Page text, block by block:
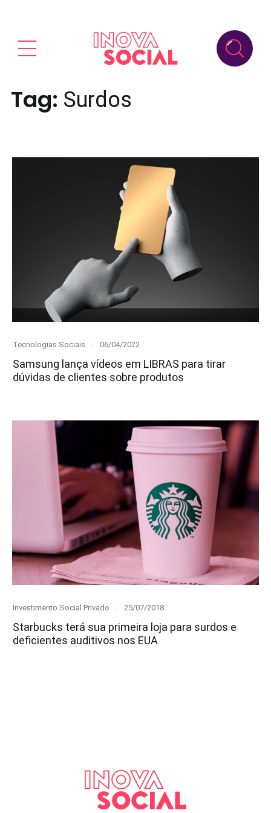
Tag: Surdos
Category
Tecnologias Sociais
Posted
06/04/2022
Samsung lança vídeos em LIBRAS para tirar
dúvidas de clientes sobre produtos
Category
Investimento Social Privado
Posted
25/07/2018
Starbucks terá sua primeira loja para surdos e
deficientes auditivos nos EUA